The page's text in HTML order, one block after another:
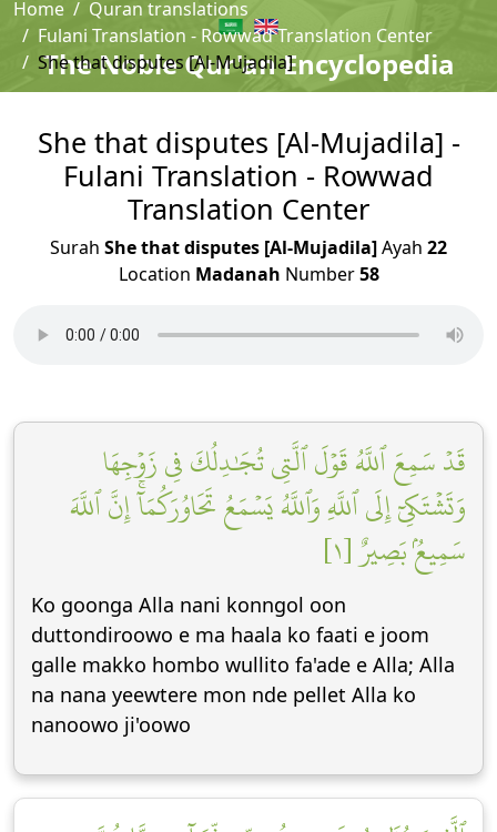
The Noble Qur'an Encyclopedia
Home
Quran translations
Fulani Translation - Rowwad Translation Center
She that disputes [Al-Mujadila]
She that disputes [Al-Mujadila] -
Fulani Translation - Rowwad
Translation Center
Surah She that disputes [Al-Mujadila]Ayah 22
Location Madanah Number58
قَدۡ سَمِعَ ٱللَّهُ قَوۡلَ ٱلَّتِي تُجَٰدِلُكَ فِي زَوۡجِهَا
وَتَشۡتَكِيٓ إِلَى ٱللَّهِ وَٱللَّهُ يَسۡمَعُ تَحَاوُرَكُمَآۚ إِنَّ ٱللَّهَ
سَمِيعُۢ بَصِيرٌ [١]
Ko goonga Alla nani konngol oon
duttondiroowo e ma haala ko faati e joom
galle makko hombo wullito fa'ade e Alla; Alla
na nana yeewtere mon nde pellet Alla ko
nanoowo ji'oowo